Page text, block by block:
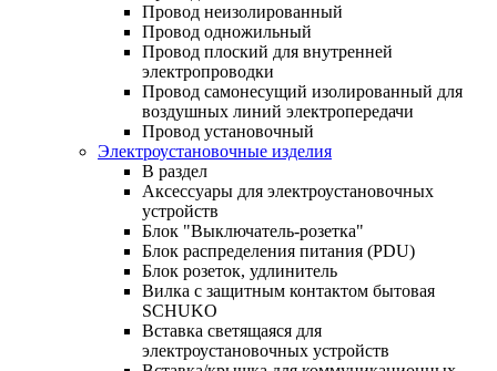
Провод неизолированный
Провод одножильный
Провод плоский для внутренней
электропроводки
Провод самонесущий изолированный для
воздушных линий электропередачи
Провод установочный
Электроустановочные изделия
В раздел
Аксессуары для электроустановочных
устройств
Блок "Выключатель-розетка"
Блок распределения питания (PDU)
Блок розеток, удлинитель
Вилка с защитным контактом бытовая
SCHUKO
Вставка светящаяся для
электроустановочных устройств